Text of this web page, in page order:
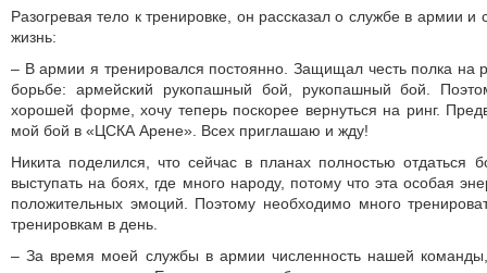
Разогревая тело к тренировке, он рассказал о службе в армии
жизнь:
– В армии я тренировался постоянно. Защищал честь полка на
борьбе: армейский рукопашный бой, рукопашный бой.
хорошей форме, хочу теперь поскорее вернуться на ринг.
мой бой в «ЦСКА Арене». Всех приглашаю и жду!
Никита поделился, что сейчас в планах полностью отдаться
выступать на боях, где много народу, потому что эта особая
положительных эмоций. Поэтому необходимо много
тренировкам в день.
– За время моей службы в армии численность нашей